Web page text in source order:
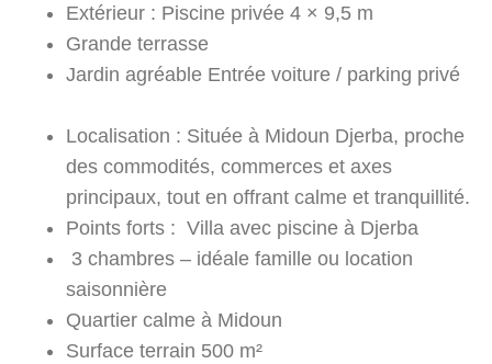
Extérieur : Piscine privée 4 × 9,5 m
Grande terrasse
Jardin agréable Entrée voiture / parking privé
Localisation : Située à Midoun Djerba, proche
des commodités, commerces et axes
principaux, tout en offrant calme et tranquillité.
Points forts : Villa avec piscine à Djerba
3 chambres – idéale famille ou location
saisonnière
Quartier calme à Midoun
Surface terrain 500 m²